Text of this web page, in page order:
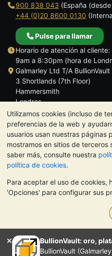
Utilizamos cookies (incluso de
preferencias de la web y
usuarios usan nuestras páginas
mostramos en sitios de terceros
saber más, consulte nuestra
política de cookies.
Para aceptar el uso de cookies,
'Opciones' para configurar sus
BullionVault: oro,
BullionVault
900 838 043 (España
+44 (0)20 8600 0130
Pulse para llamar
Horario de atención al cliente:
9am a 8:30pm (hora de
Galmarley Ltd T/A BullionVault
3 Shortlands (7th Floor)
Hammersmith
Londres
W6 8DA
Reino Unido
NOTA: El valor de los metales
subir. Las tendencias históricas
futura de los precios. Nada de
BullionVault ni en ninguna de
asesoramiento en materia de
asesoramiento profesional para
preciosos es adecuado para
El servicio de BullionVault es